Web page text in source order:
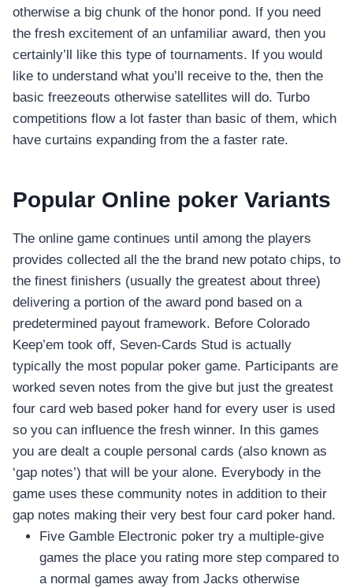
otherwise a big chunk of the honor pond. If you need
the fresh excitement of an unfamiliar award, then you
certainly’ll like this type of tournaments. If you would
like to understand what you’ll receive to the, then the
basic freezeouts otherwise satellites will do. Turbo
competitions flow a lot faster than basic of them, which
have curtains expanding from the a faster rate.
Popular Online poker Variants
The online game continues until among the players
provides collected all the the brand new potato chips, to
the finest finishers (usually the greatest about three)
delivering a portion of the award pond based on a
predetermined payout framework. Before Colorado
Keep’em took off, Seven-Cards Stud is actually
typically the most popular poker game. Participants are
worked seven notes from the give but just the greatest
four card web based poker hand for every user is used
so you can influence the fresh winner. In this games
you are dealt a couple personal cards (also known as
‘gap notes’) that will be your alone. Everybody in the
game uses these community notes in addition to their
gap notes making their very best four card poker hand.
Five Gamble Electronic poker try a multiple-give
games the place you rating more step compared to
a normal games away from Jacks otherwise